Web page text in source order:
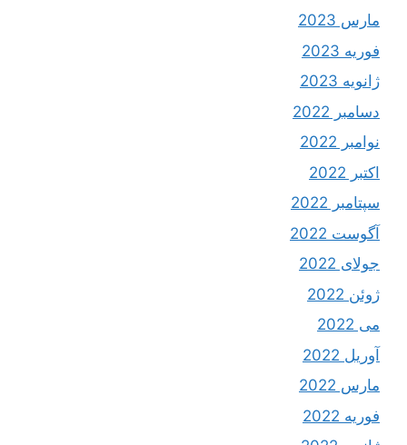
مارس 2023
فوریه 2023
ژانویه 2023
دسامبر 2022
نوامبر 2022
اکتبر 2022
سپتامبر 2022
آگوست 2022
جولای 2022
ژوئن 2022
می 2022
آوریل 2022
مارس 2022
فوریه 2022